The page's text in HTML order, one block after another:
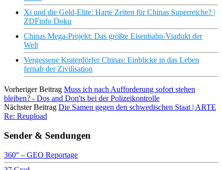
Xi und die Geld-Elite: Harte Zeiten für Chinas Superreiche? |
ZDFinfo Doku
Chinas Mega-Projekt: Das größte Eisenbahn-Viadukt der
Welt
Vergessene Kraterdörfer Chinas: Einblicke in das Leben
fernab der Zivilisation
Vorheriger Beitrag Muss ich nach Aufforderung sofort stehen
bleiben? - Dos and Don'ts bei der Polizeikontrolle
Nächster Beitrag Die Samen gegen den schwedischen Staat | ARTE
Re: Reupload
Sender & Sendungen
360° – GEO Reportage